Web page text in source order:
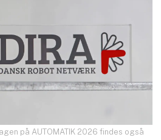
på AUTOMATIK 2026 findes også